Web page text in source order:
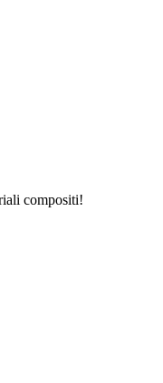
compositi!